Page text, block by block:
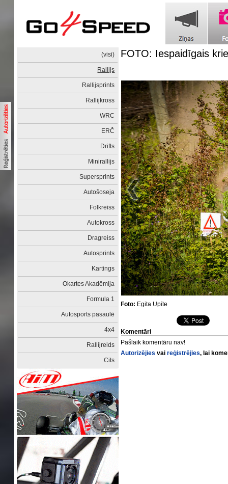
(visi)
Rallijs
Rallijsprints
Rallijkross
WRC
ERČ
Drifts
Minirallijs
Supersprints
Autošoseja
Folkreiss
Autokross
Dragreiss
Autosprints
Kartings
Okartes Akadēmija
Formula 1
Autosports pasaulē
4x4
Rallijreids
Cits
FOTO: Iespaidīgais
Foto: Egita Upīte
Komentāri
Pašlaik komentāru nav!
Autorizējies vaireģistrējies, lai